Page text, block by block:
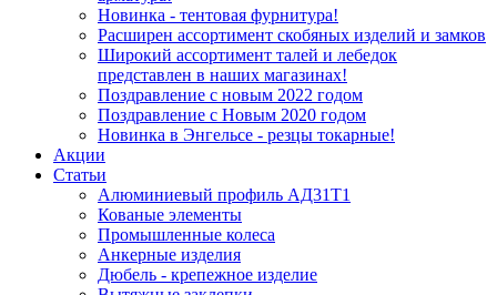
Новинка - тентовая фурнитура!
Расширен ассортимент скобяных изделий и замков
Широкий ассортимент талей и лебедок
представлен в наших магазинах!
Поздравление с новым 2022 годом
Поздравление с Новым 2020 годом
Новинка в Энгельсе - резцы токарные!
Акции
Статьи
Алюминиевый профиль АД31Т1
Кованые элементы
Промышленные колеса
Анкерные изделия
Дюбель - крепежное изделие